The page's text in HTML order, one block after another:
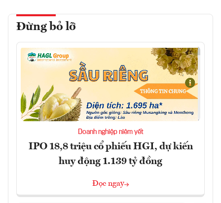
Đừng bỏ lỡ
Doanh nghiệp niêm yết
IPO 18,8 triệu cổ phiếu HGI, dự kiến
huy động 1.139 tỷ đồng
Đọc ngay